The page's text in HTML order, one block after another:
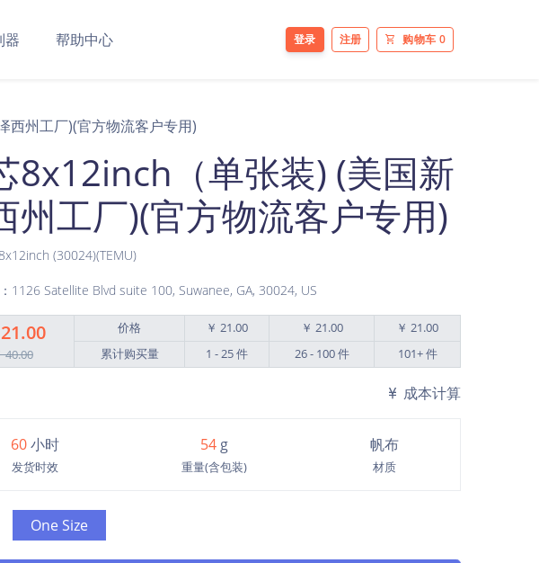
器 帮助中心 登录 注册 购物车 0
西州工厂)(官方物流客户专用)
8x12inch（单张装) (美国新
州工厂)(官方物流客户专用)
(30024)(TEMU)
1126 Satellite Blvd suite 100, Suwanee, GA, 30024, US
40.00
价格 ￥ 21.00 ￥ 21.00
￥ 21.00
累计购买量
1 - 25 件 26 - 100 件 101+ 件
成本计算
60小时
发货时效
54 g
重量(含包装)
帆布
材质
One Size